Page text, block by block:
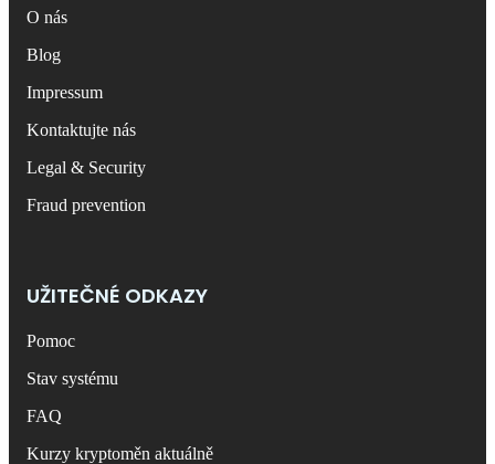
O nás
Blog
Impressum
Kontaktujte nás
Legal & Security
Fraud prevention
UŽITEČNÉ ODKAZY
Pomoc
Stav systému
FAQ
Kurzy kryptoměn aktuálně